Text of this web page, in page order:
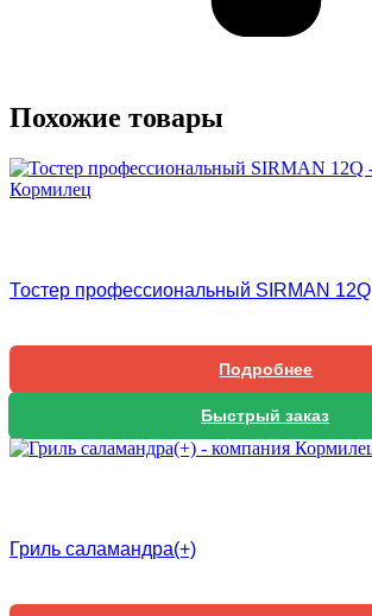
Похожие товары
Тостер профессиональный SIRMAN 12Q
Подробнее
Быстрый заказ
Гриль саламандра(+)